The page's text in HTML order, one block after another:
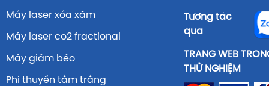
Máy laser xóa xăm
Máy laser co2 fractional
Máy giảm béo
Phi thuyền tắm trắng
Tương tác
qua
TRANG WEB
THỬ NGHIỆM